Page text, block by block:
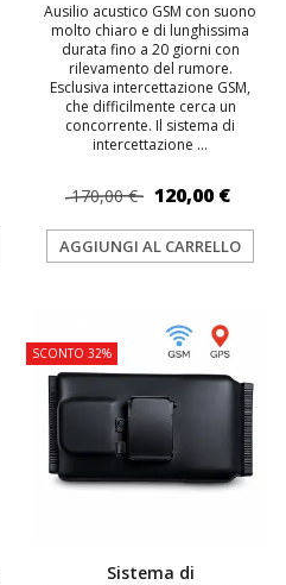
Ausilio acustico GSM con suono
molto chiaro e di lunghissima
durata fino a 20 giorni con
rilevamento del rumore.
Esclusiva intercettazione GSM,
che difficilmente cerca un
concorrente. Il sistema di
intercettazione ...
170,00 € 120,00 €
AGGIUNGI AL CARRELLO
SCONTO 32%
Sistema di